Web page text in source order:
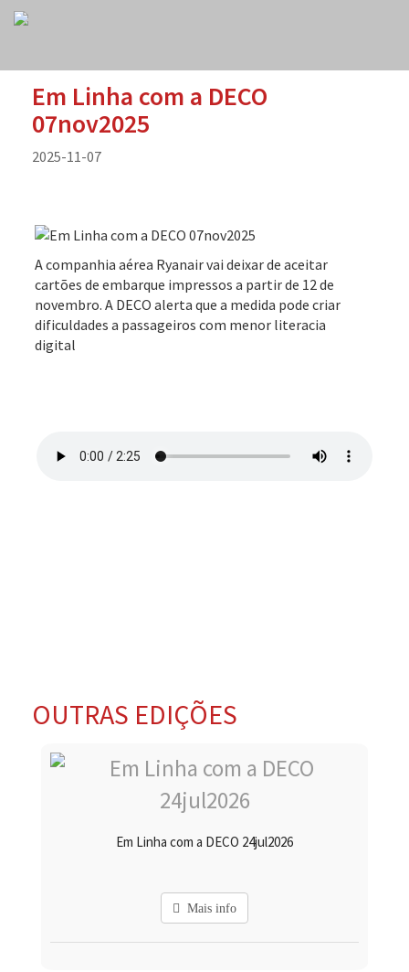
Em Linha com a DECO
07nov2025
2025-11-07
A companhia aérea Ryanair vai deixar de aceitar
cartões de embarque impressos a partir de 12 de
novembro. A DECO alerta que a medida pode criar
dificuldades a passageiros com menor literacia
digital
OUTRAS EDIÇÕES
Em Linha com a DECO 24jul2026
Mais info